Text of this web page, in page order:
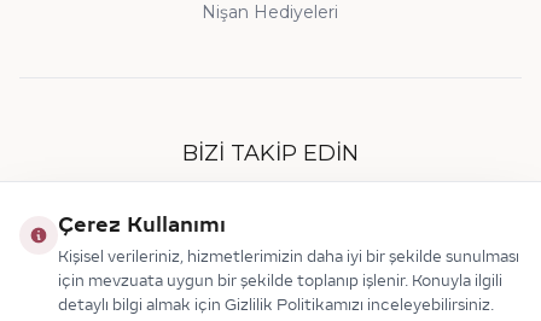
Nişan Hediyeleri
BIZI TAKIP EDIN
Çerez Kullanımı
Kişisel verileriniz, hizmetlerimizin daha iyi bir şekilde sunulması
için mevzuata uygun bir şekilde toplanıp işlenir. Konuyla ilgili
detaylı bilgi almak için Gizlilik Politikamızı inceleyebilirsiniz.